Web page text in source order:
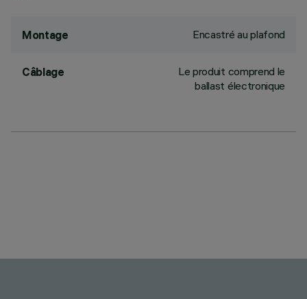
Montage Encastré au plafond
Câblage
Le produit comprend le
ballast électronique